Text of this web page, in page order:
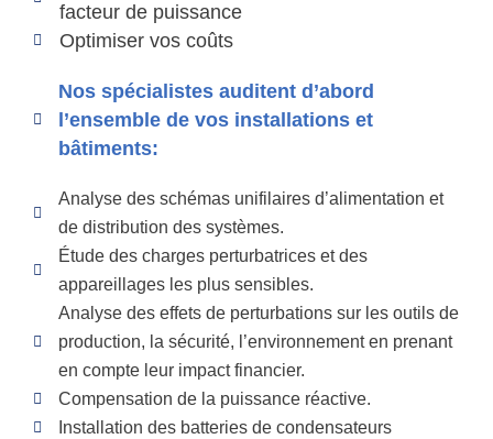
facteur de puissance
Optimiser vos coûts
Nos spécialistes auditent d’abord
l’ensemble de vos installations et
bâtiments:
Analyse des schémas unifilaires d’alimentation et
de distribution des systèmes.
Étude des charges perturbatrices et des
appareillages les plus sensibles.
Analyse des effets de perturbations sur les outils de
production, la sécurité, l’environnement en prenant
en compte leur impact financier.
Compensation de la puissance réactive.
Installation des batteries de condensateurs